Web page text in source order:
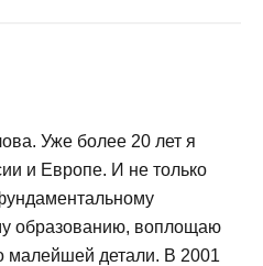
Уже более 20 лет я
и Европе. И не только
образованию, воплощаю
малейшей детали. В 2001